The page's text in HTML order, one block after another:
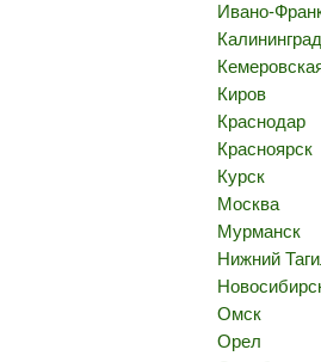
Ивано-
Калининград
Киров
Краснодар
Красноярск
Курск
Москва
Мурманск
Нижний
Омск
Орел